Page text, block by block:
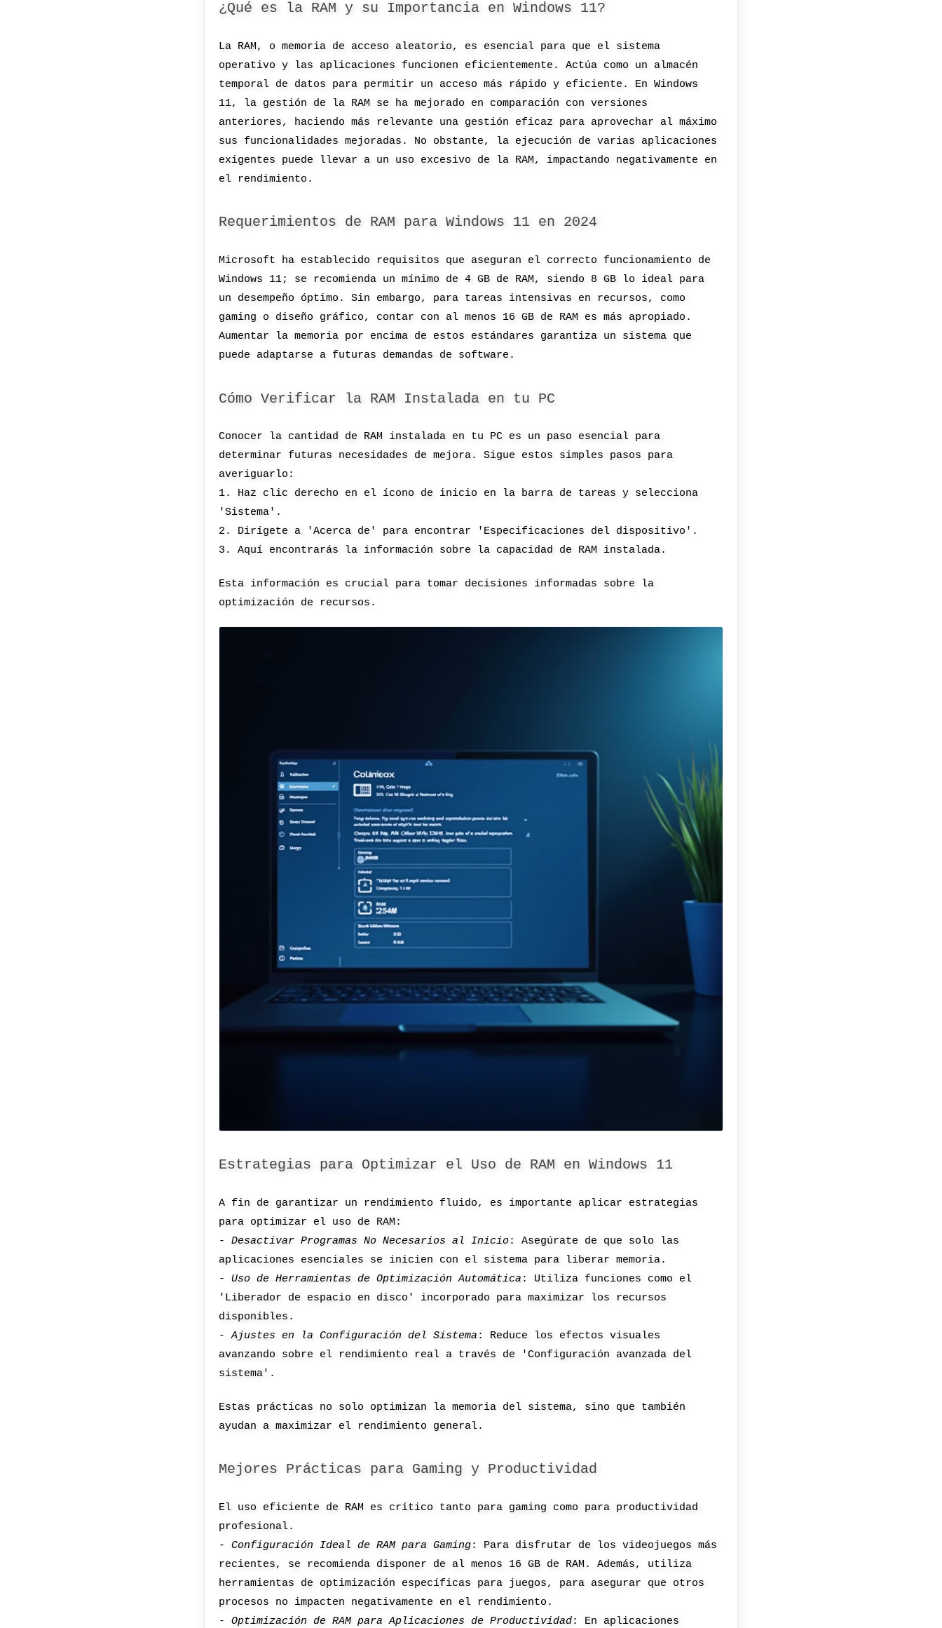
¿Qué es la RAM y su Importancia en Windows 11?
La RAM, o memoria de acceso aleatorio, es esencial para que el sistema
operativo y las aplicaciones funcionen eficientemente. Actúa como un almacén
temporal de datos para permitir un acceso más rápido y eficiente. En Windows
11, la gestión de la RAM se ha mejorado en comparación con versiones
anteriores, haciendo más relevante una gestión eficaz para aprovechar al máximo
sus funcionalidades mejoradas. No obstante, la ejecución de varias aplicaciones
exigentes puede llevar a un uso excesivo de la RAM, impactando negativamente en
el rendimiento.
Requerimientos de RAM para Windows 11 en 2024
Microsoft ha establecido requisitos que aseguran el correcto funcionamiento de
Windows 11; se recomienda un mínimo de 4 GB de RAM, siendo 8 GB lo ideal para
un desempeño óptimo. Sin embargo, para tareas intensivas en recursos, como
gaming o diseño gráfico, contar con al menos 16 GB de RAM es más apropiado.
Aumentar la memoria por encima de estos estándares garantiza un sistema que
puede adaptarse a futuras demandas de software.
Cómo Verificar la RAM Instalada en tu PC
Conocer la cantidad de RAM instalada en tu PC es un paso esencial para
determinar futuras necesidades de mejora. Sigue estos simples pasos para
averiguarlo:
1. Haz clic derecho en el ícono de inicio en la barra de tareas y selecciona
'Sistema'.
2. Dirígete a 'Acerca de' para encontrar 'Especificaciones del dispositivo'.
3. Aquí encontrarás la información sobre la capacidad de RAM instalada.
Esta información es crucial para tomar decisiones informadas sobre la
optimización de recursos.
Estrategias para Optimizar el Uso de RAM en Windows 11
A fin de garantizar un rendimiento fluido, es importante aplicar estrategias
para optimizar el uso de RAM:
-Desactivar Programas No Necesarios al Inicio: Asegúrate de que solo las
aplicaciones esenciales se inicien con el sistema para liberar memoria.
-Uso de Herramientas de Optimización Automática : Utiliza funciones como el
'Liberador de espacio en disco' incorporado para maximizar los recursos
disponibles.
-Ajustes en la Configuración del Sistema : Reduce los efectos visuales
avanzando sobre el rendimiento real a través de 'Configuración avanzada del
sistema'.
Estas prácticas no solo optimizan la memoria del sistema, sino que también
ayudan a maximizar el rendimiento general.
Mejores Prácticas para Gaming y Productividad
El uso eficiente de RAM es crítico tanto para gaming como para productividad
profesional.
-Configuración Ideal de RAM para Gaming: Para disfrutar de los videojuegos más
recientes, se recomienda disponer de al menos 16 GB de RAM. Además, utiliza
herramientas de optimización específicas para juegos, para asegurar que otros
procesos no impacten negativamente en el rendimiento.
-Optimización de RAM para Aplicaciones de Productividad: En aplicaciones